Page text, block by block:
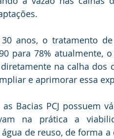
anos, o tratamento
para 78% atualmente,
na calha dos
e aprimorar essa
Bacias PCJ possuem
na prática a
de reuso, de forma